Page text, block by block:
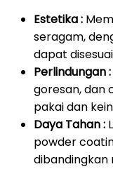
Estetika :
seragam,
dapat
Perlindungan :
goresan, dan
pakai dan
Daya Tahan :
powder
dibandingkan